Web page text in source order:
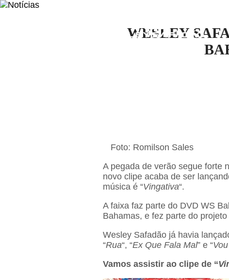
WESLEY
Foto: Romilson Sales
A pegada de verão segue forte
novo clipe acaba de ser
música é “Vingativa“.
A faixa faz parte do DVD WS
Bahamas, e fez parte do projeto
Wesley Safadão já havia
“Rua“, “Ex Que Fala Mal” e “
Vamos assistir ao clipe de “